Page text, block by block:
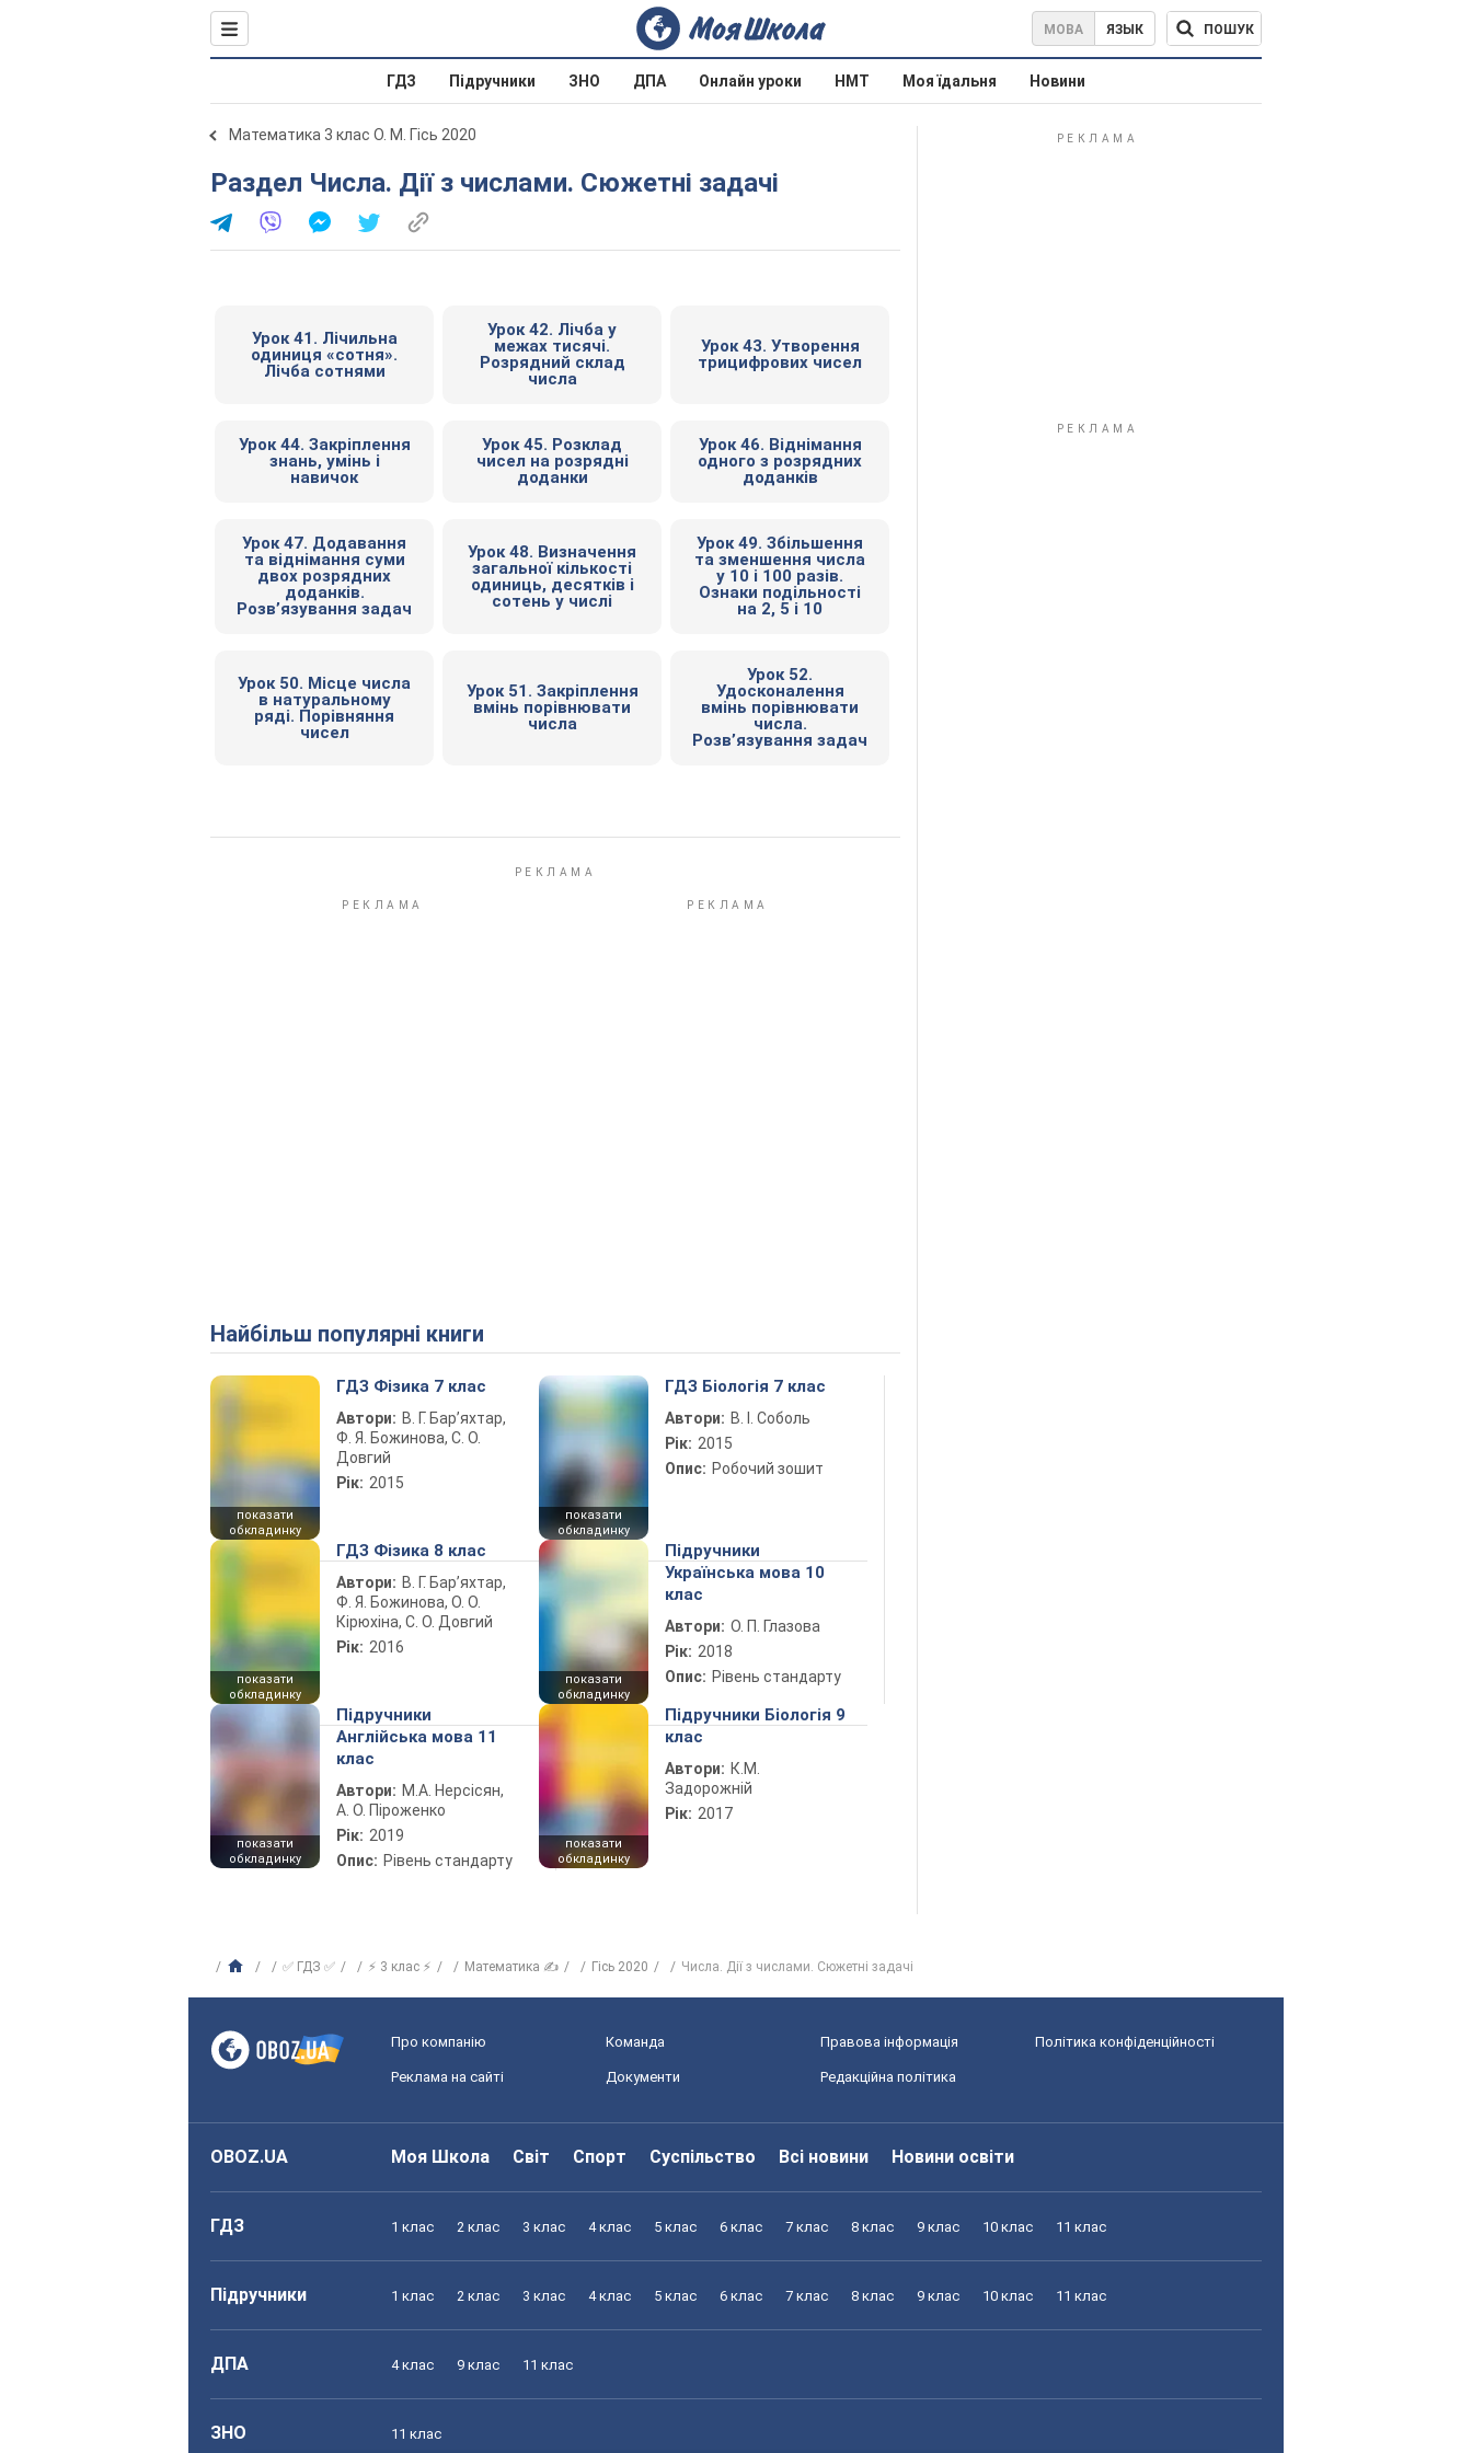
МОВА ЯЗЫК ПОШУК
ГДЗ Підручники ЗНО ДПА Онлайн уроки НМТ Моя їдальня Новини
Математика 3 клас О. М. Гісь 2020
Раздел Числа. Дії з числами. Сюжетні задачі
Урок 41. Лічильна
одиниця «сотня».
Лічба сотнями
Урок 42. Лічба у
межах тисячі.
Розрядний склад
числа
Урок 43. Утворення
трицифрових чисел
Урок 44. Закріплення
знань, умінь і
навичок
Урок 45. Розклад
чисел на розрядні
доданки
Урок 46. Віднімання
одного з розрядних
доданків
Урок 47. Додавання
та віднімання суми
двох розрядних
доданків.
Розв’язування задач
Урок 48. Визначення
загальної кількості
одиниць, десятків і
сотень у числі
Урок 49. Збільшення
та зменшення числа
у 10 і 100 разів.
Ознаки подільності
на 2, 5 і 10
Урок 50. Місце числа
в натуральному
ряді. Порівняння
чисел
Урок 51. Закріплення
вмінь порівнювати
числа
Урок 52.
Удосконалення
вмінь порівнювати
числа.
Розв’язування задач
Найбільш популярні книги
показати
обкладинку
ГДЗ Фізика 7 клас
Автори: В. Г. Бар’яхтар,
Ф. Я. Божинова, С. О.
Довгий
Рік: 2015
показати
обкладинку
ГДЗ Біологія 7 клас
Автори: В. І. Соболь
Рік: 2015
Опис: Робочий зошит
показати
обкладинку
ГДЗ Фізика 8 клас
Автори: В. Г. Бар’яхтар,
Ф. Я. Божинова, О. О.
Кірюхіна, С. О. Довгий
Рік: 2016
показати
обкладинку
Підручники
Українська мова 10
клас
Автори: О. П. Глазова
Рік: 2018
Опис: Рівень стандарту
показати
обкладинку
Підручники
Англійська мова 11
клас
Автори: М.А. Нерсісян,
А. О. Піроженко
Рік: 2019
Опис: Рівень стандарту
показати
обкладинку
Підручники Біологія 9
клас
Автори: К.М.
Задорожній
Рік: 2017
✅ ГДЗ ✅ ⚡ 3 клас ⚡ Математика ✍ Гісь 2020 Числа. Дії з числами. Сюжетні задачі
Про компанію Команда Правова інформація Політика конфіденційності
Реклама на сайті Документи Редакційна політика
OBOZ.UA Моя Школа Світ Спорт Суспільство Всі новини Новини освіти
ГДЗ 1 клас 2 клас 3 клас 4 клас 5 клас 6 клас 7 клас 8 клас 9 клас 10 клас 11 клас
Підручники 1 клас 2 клас 3 клас 4 клас 5 клас 6 клас 7 клас 8 клас 9 клас 10 клас 11 клас
ДПА 4 клас 9 клас 11 клас
ЗНО 11 клас